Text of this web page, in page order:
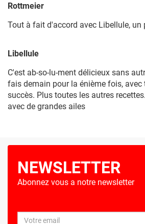
Rottmeier
Tout à fait d'accord avec Libellule, un
Libellule
C'est ab-so-lu-ment délicieux sans
fais demain pour la énième fois,
succès. Plus toutes les autres
avec de grandes ailes
NEWSLETTER
Abonnez vous a notre newsletter